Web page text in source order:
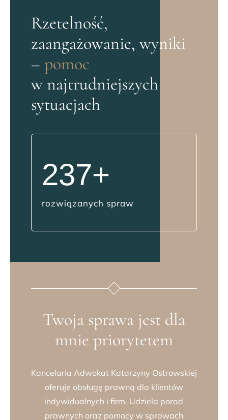
Rzetelność,
zaangażowanie, wyniki
– pomoc
w najtrudniejszych
sytuacjach
237+
rozwiązanych spraw
Twoja sprawa jest dla
mnie priorytetem
Kancelaria Adwokat Katarzyny Ostrowskiej
oferuje obsługę prawną dla klientów
indywidualnych i firm. Udziela porad
prawnych oraz pomocy w sprawach